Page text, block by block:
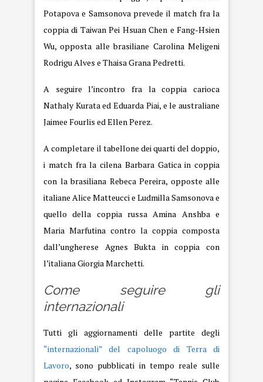
Potapova e Samsonova prevede il match fra la
coppia di Taiwan Pei Hsuan Chen e Fang-Hsien
Wu, opposta alle brasiliane Carolina Meligeni
Rodrigu Alves e Thaisa Grana Pedretti.
A seguire l’incontro fra la coppia carioca
Nathaly Kurata ed Eduarda Piai, e le australiane
Jaimee Fourlis ed Ellen Perez.
A completare il tabellone dei quarti del doppio,
i match fra la cilena Barbara Gatica in coppia
con la brasiliana Rebeca Pereira, opposte alle
italiane Alice Matteucci e Ludmilla Samsonova e
quello della coppia russa Amina Anshba e
Maria Marfutina contro la coppia composta
dall’ungherese Agnes Bukta in coppia con
l’italiana Giorgia Marchetti.
Come seguire gli
internazionali
Tutti gli aggiornamenti delle partite degli
“internazionali” del capoluogo di Terra di
Lavoro, sono pubblicati in tempo reale sulle